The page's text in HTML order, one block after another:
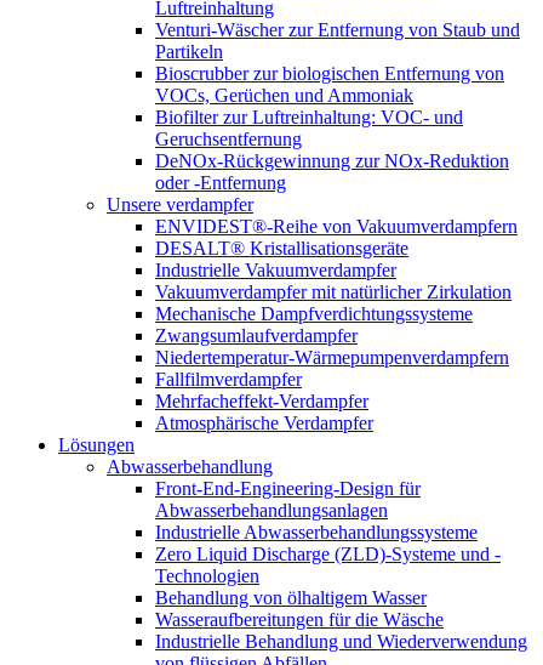
Luftreinhaltung
Venturi-Wäscher zur Entfernung von Staub und
Partikeln
Bioscrubber zur biologischen Entfernung von
VOCs, Gerüchen und Ammoniak
Biofilter zur Luftreinhaltung: VOC- und
Geruchsentfernung
DeNOx-Rückgewinnung zur NOx-Reduktion
oder -Entfernung
Unsere verdampfer
ENVIDEST®-Reihe von Vakuumverdampfern
DESALT® Kristallisationsgeräte
Industrielle Vakuumverdampfer
Vakuumverdampfer mit natürlicher Zirkulation
Mechanische Dampfverdichtungssysteme
Zwangsumlaufverdampfer
Niedertemperatur-Wärmepumpenverdampfern
Fallfilmverdampfer
Mehrfacheffekt-Verdampfer
Atmosphärische Verdampfer
Lösungen
Abwasserbehandlung
Front-End-Engineering-Design für
Abwasserbehandlungsanlagen
Industrielle Abwasserbehandlungssysteme
Zero Liquid Discharge (ZLD)-Systeme und -
Technologien
Behandlung von ölhaltigem Wasser
Wasseraufbereitungen für die Wäsche
Industrielle Behandlung und Wiederverwendung